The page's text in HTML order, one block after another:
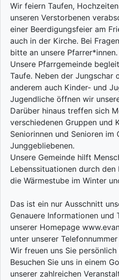
Wir feiern Taufen,
unseren Verstorbenen
einer Beerdigungsfeier am
auch in der Kirche. Bei
bitte an unsere Pfarrer*innen.
Unsere Pfarrgemeinde
Taufe. Neben der Jungschar
anderem auch Kinder- und
Jugendliche öffnen wir
Darüber hinaus treffen sich
verschiedenen Gruppen und
Seniorinnen und Senioren im
Junggebliebenen.
Unsere Gemeinde hilft
Lebenssituationen durch
die Wärmestube im Winter
Das ist ein nur Ausschnitt
Genauere Informationen und
unserer Homepage
unter unserer
Wir freuen uns Sie persönlich
Besuchen Sie uns in einem
unserer zahlreichen